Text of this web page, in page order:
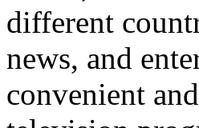
different
news, and
convenient